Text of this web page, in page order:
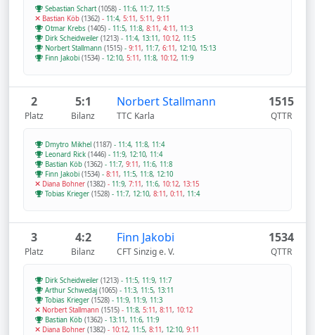
Sebastian Schart(1058) - 11:6, 11:7, 11:5
Bastian Köb (1362) - 11:4, 5:11, 5:11, 9:11
Otmar Krebs (1405) - 11:5, 11:8, 8:11, 4:11, 11:3
Dirk Scheidweiler (1213) - 11:4, 13:11, 10:12, 11:5
Norbert Stallmann (1515) - 9:11, 11:7, 6:11, 12:10, 15:13
Finn Jakobi (1534) - 12:10, 5:11, 11:8, 10:12, 11:9
2
Platz
5:1
Bilanz
Norbert Stallmann
TTC Karla
1515
QTTR
Dmytro Mikhel (1187) - 11:4, 11:8, 11:4
Leonard Rick (1446) - 11:9, 12:10, 11:4
Bastian Köb (1362) - 11:7, 9:11, 11:6, 11:8
Finn Jakobi (1534) - 8:11, 11:5, 11:8, 12:10
Diana Bohner (1382) - 11:9, 7:11, 11:6, 10:12, 13:15
Tobias Krieger (1528) - 11:7, 12:10, 8:11, 0:11, 11:4
3
Platz
4:2
Bilanz
Finn Jakobi
CFT Sinzig e. V.
1534
QTTR
Dirk Scheidweiler (1213) - 11:5, 11:9, 11:7
Arthur Schwedaj (1065) - 11:3, 11:5, 13:11
Tobias Krieger (1528) - 11:9, 11:9, 11:3
Norbert Stallmann (1515) - 11:8, 5:11, 8:11, 10:12
Bastian Köb (1362) - 13:11, 11:6, 11:9
Diana Bohner (1382) - 10:12, 11:5, 8:11, 12:10, 9:11